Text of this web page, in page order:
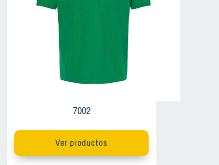
7002
Ver productos